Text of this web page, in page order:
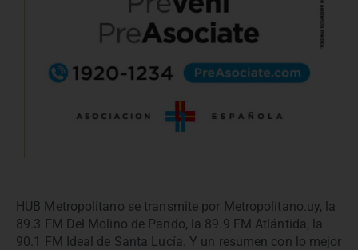
HUB Metropolitano se transmite por Metropolitano.uy, la
89.3 FM Del Molino de Pando, la 89.9 FM Atlántida, la
90.1 FM Ideal de Santa Lucía. Y un resumen con lo mejor